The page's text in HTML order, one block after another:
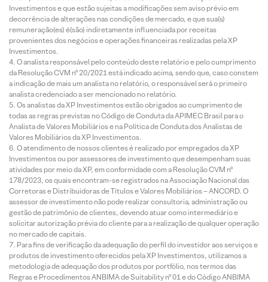
Investimentos e que estão sujeitas a modificações sem aviso prévio em
decorrência de alterações nas condições de mercado, e que sua(s)
remuneração(es) é(são) indiretamente influenciada por receitas
provenientes dos negócios e operações financeiras realizadas pela XP
Investimentos.
O analista responsável pelo conteúdo deste relatório e pelo cumprimento
da Resolução CVM nº 20/2021 está indicado acima, sendo que, caso constem
a indicação de mais um analista no relatório, o responsável será o primeiro
analista credenciado a ser mencionado no relatório.
Os analistas da XP Investimentos estão obrigados ao cumprimento de
todas as regras previstas no Código de Conduta da APIMEC Brasil para o
Analista de Valores Mobiliários e na Política de Conduta dos Analistas de
Valores Mobiliários da XP Investimentos.
O atendimento de nossos clientes é realizado por empregados da XP
Investimentos ou por assessores de investimento que desempenham suas
atividades por meio da XP, em conformidade com a Resolução CVM nº
178/2023, os quais encontram-se registrados na Associação Nacional das
Corretoras e Distribuidoras de Títulos e Valores Mobiliários – ANCORD. O
assessor de investimento não pode realizar consultoria, administração ou
gestão de patrimônio de clientes, devendo atuar como intermediário e
solicitar autorização prévia do cliente para a realização de qualquer operação
no mercado de capitais.
Para fins de verificação da adequação do perfil do investidor aos serviços e
produtos de investimento oferecidos pela XP Investimentos, utilizamos a
metodologia de adequação dos produtos por portfólio, nos termos das
Regras e Procedimentos ANBIMA de Suitability nº 01 e do Código ANBIMA